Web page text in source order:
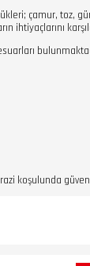
çamur, toz,
ihtiyaçlarını
koşulunda